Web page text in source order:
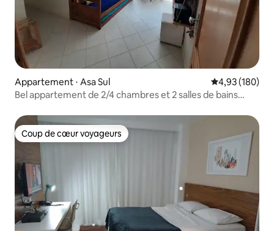
Appartement ⋅ Asa Sul Évaluation
4,93 (180)
Bel appartement de 2/4 chambres et 2 salles de bains
Coup de cœur voyageurs
Coup de cœur voyageurs